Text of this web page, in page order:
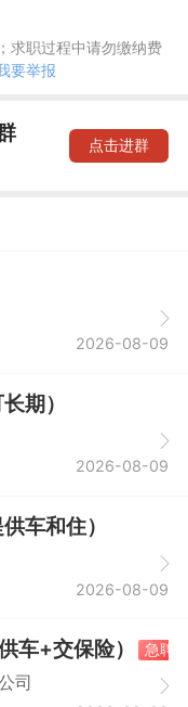
求职过程中请勿缴纳费
要举报
点击进群
2026-08-09
期）
2026-08-09
车和住）
2026-08-09
车+交保险）
急聘
司